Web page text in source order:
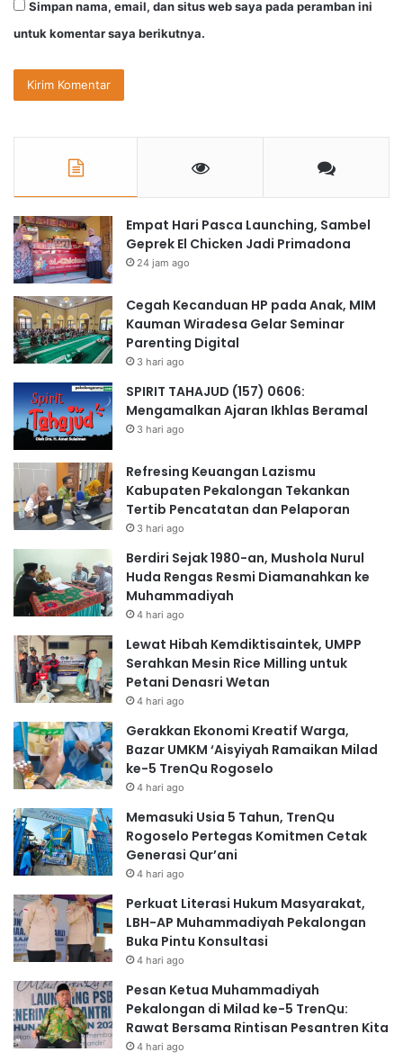
Simpan nama, email, dan situs web saya pada peramban ini
untuk komentar saya berikutnya.
Empat Hari Pasca Launching, Sambel
Geprek El Chicken Jadi Primadona
24 jam ago
Cegah Kecanduan HP pada Anak, MIM
Kauman Wiradesa Gelar Seminar
Parenting Digital
3 hari ago
SPIRIT TAHAJUD (157) 0606:
Mengamalkan Ajaran Ikhlas Beramal
3 hari ago
Refresing Keuangan Lazismu
Kabupaten Pekalongan Tekankan
Tertib Pencatatan dan Pelaporan
3 hari ago
Berdiri Sejak 1980-an, Mushola Nurul
Huda Rengas Resmi Diamanahkan ke
Muhammadiyah
4 hari ago
Lewat Hibah Kemdiktisaintek, UMPP
Serahkan Mesin Rice Milling untuk
Petani Denasri Wetan
4 hari ago
Gerakkan Ekonomi Kreatif Warga,
Bazar UMKM ‘Aisyiyah Ramaikan Milad
ke-5 TrenQu Rogoselo
4 hari ago
Memasuki Usia 5 Tahun, TrenQu
Rogoselo Pertegas Komitmen Cetak
Generasi Qur’ani
4 hari ago
Perkuat Literasi Hukum Masyarakat,
LBH-AP Muhammadiyah Pekalongan
Buka Pintu Konsultasi
4 hari ago
Pesan Ketua Muhammadiyah
Pekalongan di Milad ke-5 TrenQu:
Rawat Bersama Rintisan Pesantren Kita
4 hari ago